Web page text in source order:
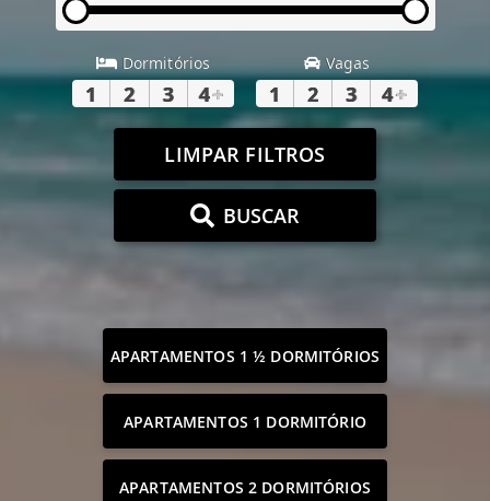
Dormitórios
1 2 3 4+
Vagas
1 2 3 4+
LIMPAR FILTROS
BUSCAR
APARTAMENTOS 1 ½ DORMITÓRIOS
APARTAMENTOS 1 DORMITÓRIO
APARTAMENTOS 2 DORMITÓRIOS